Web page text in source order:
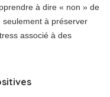
à dire « non » de
à préserver
associé à des